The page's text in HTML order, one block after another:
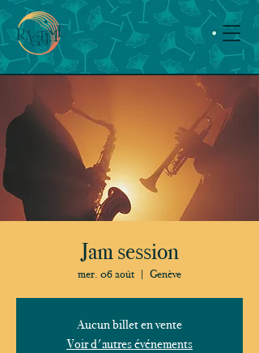
Jam session
mer. 06 août
  |
Genève
Aucun billet en vente
Voir d'autres événements